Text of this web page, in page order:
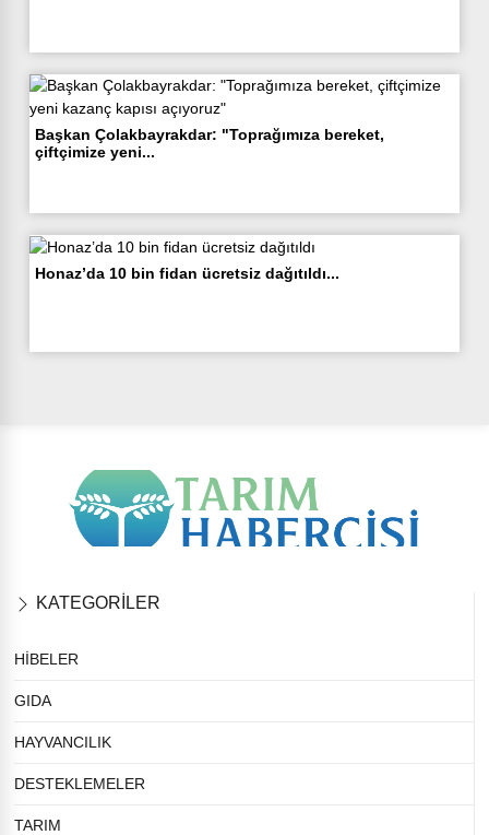
Başkan Çolakbayrakdar: "Toprağımıza bereket,
çiftçimize yeni...
Honaz’da 10 bin fidan ücretsiz dağıtıldı...
KATEGORİLER
HİBELER
GIDA
HAYVANCILIK
DESTEKLEMELER
TARIM